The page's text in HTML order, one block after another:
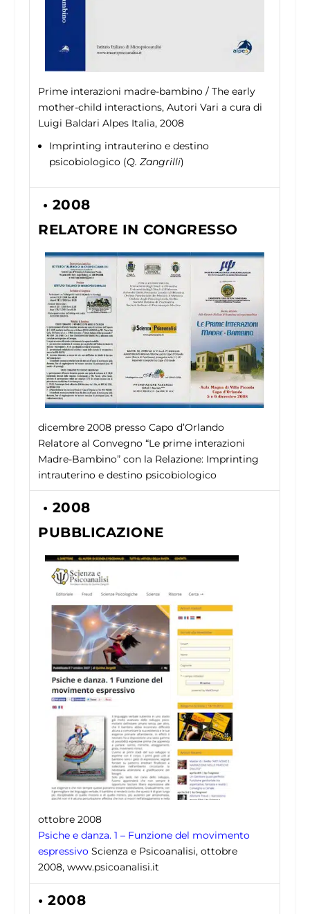
Prime interazioni madre-bambino / The early
mother-child interactions, Autori Vari a cura di
Luigi Baldari Alpes Italia, 2008
Imprinting intrauterino e destino
psicobiologico (Q. Zangrilli)
• 2008
RELATORE IN CONGRESSO
dicembre 2008 presso Capo d’Orlando
Relatore al Convegno “Le prime interazioni
Madre-Bambino” con la Relazione: Imprinting
intrauterino e destino psicobiologico
• 2008
PUBBLICAZIONE
ottobre 2008
Psiche e danza. 1 – Funzione del movimento
espressivo Scienza e Psicoanalisi, ottobre
2008, www.psicoanalisi.it
• 2008